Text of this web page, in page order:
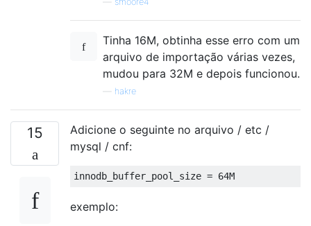
Tinha 16M, obtinha esse erro com um
arquivo de importação várias vezes,
mudou para 32M e depois funcionou.
hakre
15
Adicione o seguinte no arquivo / etc /
mysql / cnf:
innodb_buffer_pool_size = 64M
exemplo: